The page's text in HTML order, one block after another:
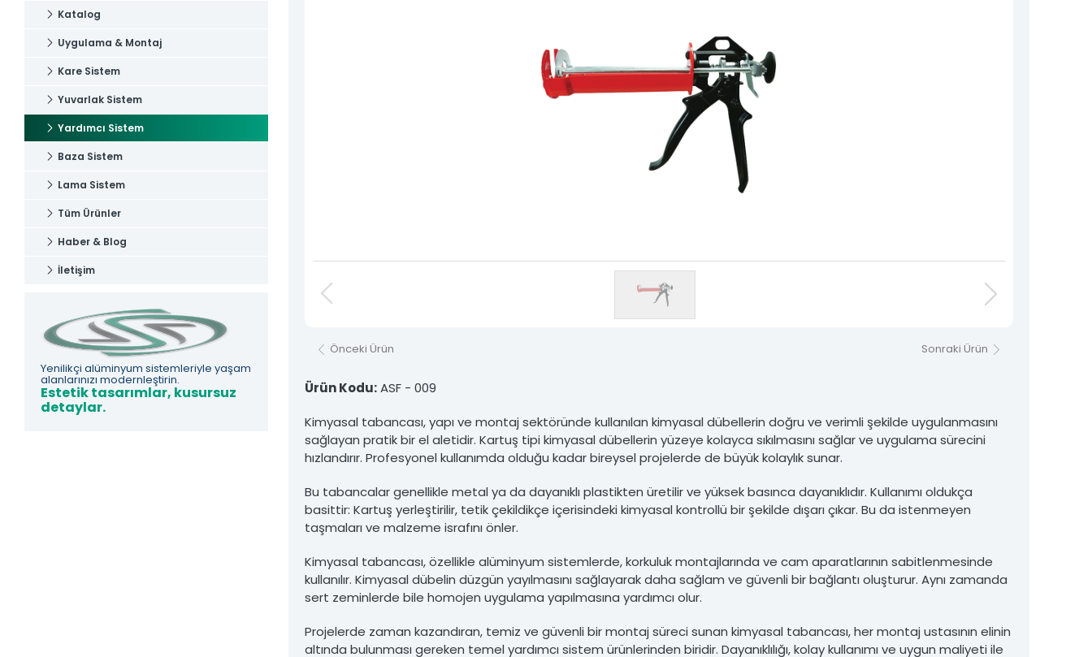
Tüm hakkı saklıdır. Sitemizde kullanılan tüm içerik ve görseller
Asfors Endüstri Alüminyum Mimari ve Korkuluk Sistemleri'ne ait olup izinsiz kullanımı hukuki yaptırıma tabidir.
Katalog
Uygulama & Montaj
Kare Sistem
Yuvarlak Sistem
Yardımcı Sistem
Baza Sistem
Lama Sistem
Tüm Ürünler
Haber & Blog
İletişim
Yenilikçi alüminyum sistemleriyle yaşam
alanlarınızı modernleştirin.
Estetik tasarımlar, kusursuz
detaylar.
Önceki Ürün Sonraki Ürün
Ürün Kodu:ASF - 009
Kimyasal tabancası, yapı ve montaj sektöründe kullanılan kimyasal dübellerin doğru ve verimli şekilde uygulanmasını
sağlayan pratik bir el aletidir. Kartuş tipi kimyasal dübellerin yüzeye kolayca sıkılmasını sağlar ve uygulama sürecini
hızlandırır. Profesyonel kullanımda olduğu kadar bireysel projelerde de büyük kolaylık sunar.
Bu tabancalar genellikle metal ya da dayanıklı plastikten üretilir ve yüksek basınca dayanıklıdır. Kullanımı oldukça
basittir: Kartuş yerleştirilir, tetik çekildikçe içerisindeki kimyasal kontrollü bir şekilde dışarı çıkar. Bu da istenmeyen
taşmaları ve malzeme israfını önler.
Kimyasal tabancası, özellikle alüminyum sistemlerde, korkuluk montajlarında ve cam aparatlarının sabitlenmesinde
kullanılır. Kimyasal dübelin düzgün yayılmasını sağlayarak daha sağlam ve güvenli bir bağlantı oluşturur. Aynı zamanda
sert zeminlerde bile homojen uygulama yapılmasına yardımcı olur.
Projelerde zaman kazandıran, temiz ve güvenli bir montaj süreci sunan kimyasal tabancası, her montaj ustasının elinin
altında bulunması gereken temel yardımcı sistem ürünlerinden biridir. Dayanıklılığı, kolay kullanımı ve uygun maliyeti ile